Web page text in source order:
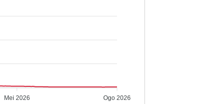
Mei 2026 Ogo 2026